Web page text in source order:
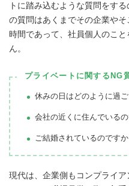
トに踏み込むような質問をす
の質問はあくまでその企業や
時間であって、社員個人のこ
ん。
プライベートに関するNG
休みの日はどのように過
会社の近くに住んでいる
ご結婚されているのですか
現代は、企業側もコンプライ